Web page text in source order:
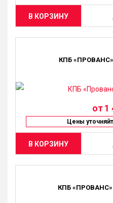
В КОРЗИНУ
КПБ
от 1
Цены
В КОРЗИНУ
КПБ